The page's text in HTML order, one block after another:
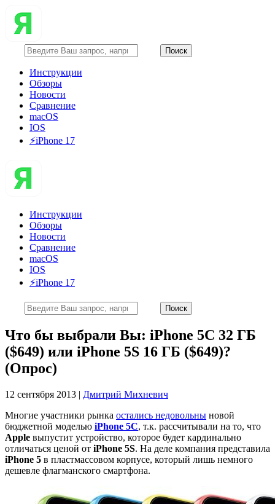
Инструкции
Обзоры
Новости
Сравнение
macOS
IOS
⚡️iPhone 17
Инструкции
Обзоры
Новости
Сравнение
macOS
IOS
⚡️iPhone 17
Что бы выбрали Вы: iPhone 5C 32 ГБ
($649) или iPhone 5S 16 ГБ ($649)?
(Опрос)
12 сентября 2013 | Дмитрий Михневич
Многие участники рынка остались недовольны новой
бюджетной моделью iPhone 5C, т.к. рассчитывали на то, что
Apple выпустит устройство, которое будет кардинально
отличаться ценой от iPhone 5S. На деле компания представила
iPhone 5 в пластмассовом корпусе, который лишь немного
дешевле флагманского смартфона.